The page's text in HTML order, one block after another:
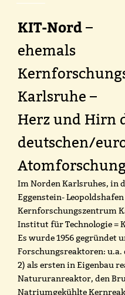
KIT-Nord –
ehemals
Karlsruhe –
Herz und Hirn
deutschen/
Im Norden Karlsruhes, in
Eggenstein-
Kernforschungszentrum
Institut für Technologie =
Es wurde 1956 gegründet
Forschungsreaktoren: u.a.
2) als ersten in Eigenbau
Natururanreaktor, den
Natriumgekühlte